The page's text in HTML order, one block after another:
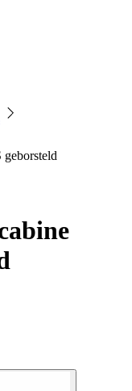
geborsteld